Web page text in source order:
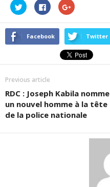
Cliquez
pour
partager
sur
Twitter(ouvre
dans
Cliquez
pour
partager
sur
Facebook(ouvre
dans
nouvelle
fenêtre)
Cliquez
pour
sur
Google+
(ouvre
dans
une
nouvelle
fenêtre)
Facebook Twitter
Previous article
RDC : Joseph Kabila nomme
un nouvel homme à la tête
de la police nationale